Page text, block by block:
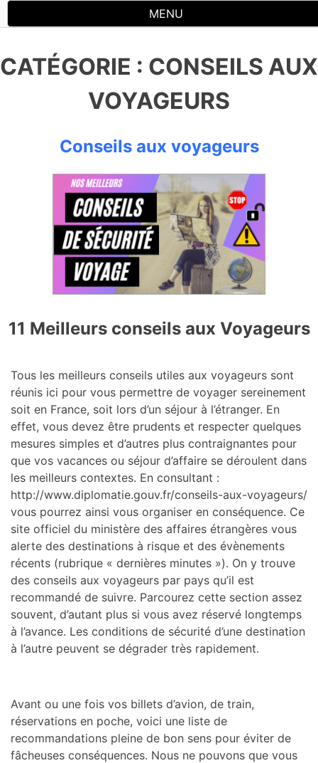
to
MENU
CATÉGORIE : CONSEILS AUX
VOYAGEURS
Conseils aux voyageurs
11 Meilleurs conseils aux Voyageurs
Tous les meilleurs conseils utiles aux voyageurs sont
réunis ici pour vous permettre de voyager sereinement
soit en France, soit lors d’un séjour à l’étranger. En
effet, vous devez être prudents et respecter quelques
mesures simples et d’autres plus contraignantes pour
que vos vacances ou séjour d’affaire se déroulent dans
les meilleurs contextes. En consultant :
http://www.diplomatie.gouv.fr/conseils-aux-voyageurs/
vous pourrez ainsi vous organiser en conséquence. Ce
site officiel du ministère des affaires étrangères vous
alerte des destinations à risque et des évènements
récents (rubrique « dernières minutes »). On y trouve
des conseils aux voyageurs par pays qu’il est
recommandé de suivre. Parcourez cette section assez
souvent, d’autant plus si vous avez réservé longtemps
à l’avance. Les conditions de sécurité d’une destination
à l’autre peuvent se dégrader très rapidement.
Avant ou une fois vos billets d’avion, de train,
réservations en poche, voici une liste de
recommandations pleine de bon sens pour éviter de
fâcheuses conséquences. Nous ne pouvons que vous